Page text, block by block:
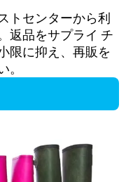
トセンターから利
返品をサプライ チ
限に抑え、再販を
。